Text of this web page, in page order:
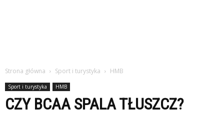
Strona główna Sport i turystyka HMB
Sport i turystyka HMB
CZY BCAA SPALA TŁUSZCZ?